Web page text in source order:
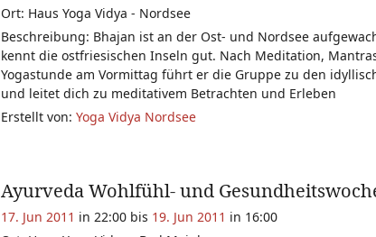
Ort: Haus Yoga Vidya - Nordsee
Beschreibung: Bhajan ist an der Ost- und Nordsee
kennt die ostfriesischen Inseln gut. Nach Meditation,
Yogastunde am Vormittag führt er die Gruppe zu den
und leitet dich zu meditativem Betrachten und Erleben
Erstellt von:Yoga Vidya Nordsee
Ayurveda Wohlfühl- und
17. Jun 2011 in 22:00 bis 19. Jun 2011 in 16:00